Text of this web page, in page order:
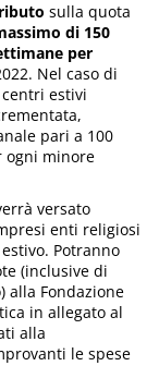
sulla quota
di 150
per
Nel caso di
estivi
pari a 100
ogni minore
versato
enti religiosi
Potranno
(inclusive di
alla Fondazione
in allegato al
alla
le spese